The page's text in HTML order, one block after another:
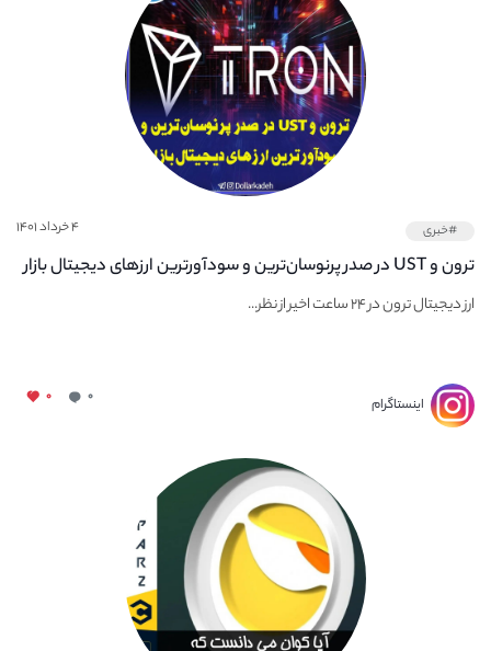
#خبری ۴ خرداد ۱۴۰۱
ترون و UST در صدر پرنوسان‌ترین و سودآورترین ارزهای دیجیتال بازار
ارز دیجیتال ترون در ۲۴ ساعت اخیر از نظر...
اینستاگرام ۰ ۰